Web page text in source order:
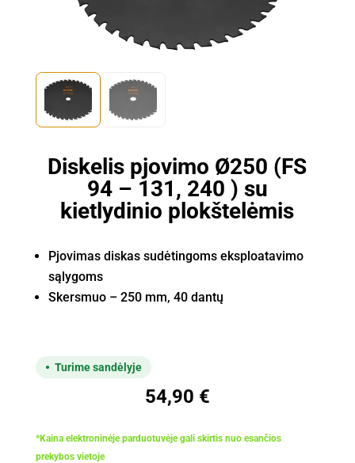
Diskelis pjovimo Ø250 (FS
94 – 131, 240 ) su
kietlydinio plokštelėmis
Pjovimas diskas sudėtingoms eksploatavimo
sąlygoms
Skersmuo – 250 mm, 40 dantų
Turime sandėlyje
54,90 €
*Kaina elektroninėje parduotuvėje gali skirtis nuo esančios
prekybos vietoje